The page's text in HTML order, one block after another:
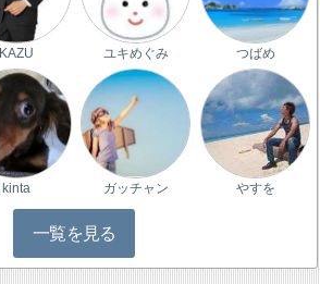
KAZU ユキめぐみ つばめ
kinta ガッチャン やすを
一覧を見る